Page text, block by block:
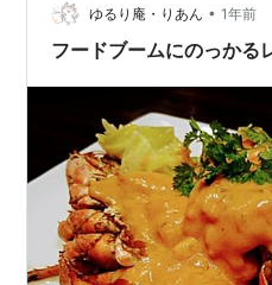
ました。 私の友人の…
ゆるり庵・りあん • 1年前
フードブームにのっかる